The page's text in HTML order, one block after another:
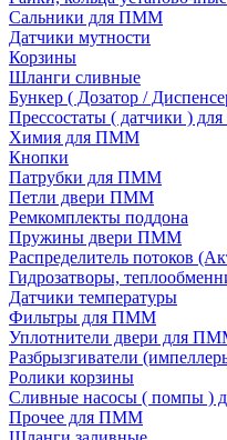
Сальники для ПММ
Датчики мутности
Корзины
Шланги сливные
Бункер ( Дозатор /
Прессостаты ( датчики )
Химия для ПММ
Кнопки
Патрубки для ПММ
Петли двери ПММ
Ремкомплекты поддона
Пружины двери ПММ
Распределитель потоков
Гидрозатворы,
Датчики температуры
Фильтры для ПММ
Уплотнители двери для
Разбрызгиватели
Ролики корзины
Сливные насосы ( помпы )
Прочее для ПММ